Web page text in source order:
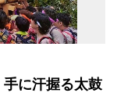
に汗握る太鼓